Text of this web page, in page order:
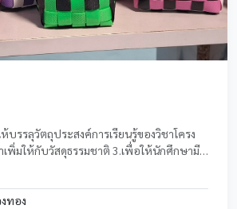
บรรลุวัตถุประสงค์การเรียนรู้ของวิชาโครง
เพิ่มให้กับวัสดุธรรมชาติ 3.เพื่อให้นักศึกษามี
ทอง